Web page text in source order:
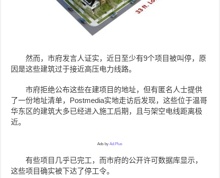
然而，市府发言人证实，近日至少有9个项目被叫停，原
因是这些建筑过于接近高压电力线路。
市府拒绝公布这些在建项目的地址，但有匿名人士提供
了一份地址清单，Postmedia实地走访后发现，这些位于温哥
华东区的建筑大多已经进入施工后期，且与架空电线距离极
近。
Ads byAd.Plus
有些项目几乎已完工，而市府的公开许可数据库显示，
这些项目确实被下达了停工令。